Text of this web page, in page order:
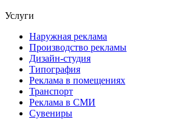
Услуги
Наружная реклама
Производство рекламы
Дизайн-студия
Типография
Реклама в помещениях
Транспорт
Реклама в СМИ
Сувениры